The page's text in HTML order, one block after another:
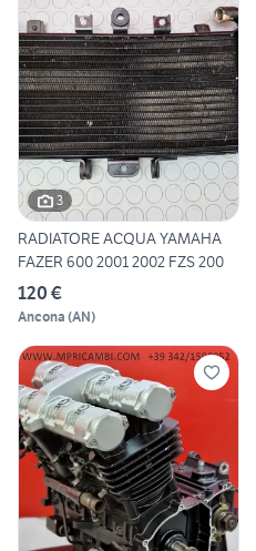
3
RADIATORE ACQUA YAMAHA
FAZER 600 2001 2002 FZS 200
120 €
Ancona (AN)